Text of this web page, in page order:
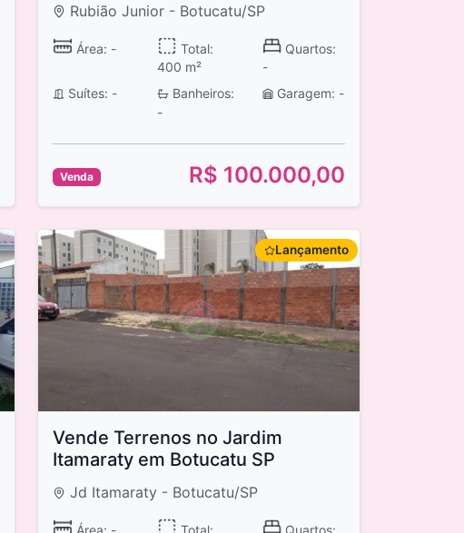
Rubião Junior - Botucatu/SP
Área: -
Total:
400 m²
Quartos:
-
Suítes: -
Banheiros:
-
Garagem: -
Venda R$ 100.000,00
Lançamento
Vende Terrenos no Jardim
Itamaraty em Botucatu SP
Jd Itamaraty - Botucatu/SP
Área: -
Total:
Quartos: